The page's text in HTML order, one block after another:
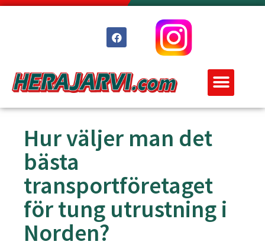
Hur väljer man det
bästa
transportföretaget
för tung utrustning i
Norden?